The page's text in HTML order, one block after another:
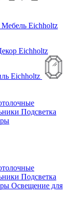
Мебель Eichholtz
Eichholtz
Eichholtz
Подсветка
Подсветка
Освещение для